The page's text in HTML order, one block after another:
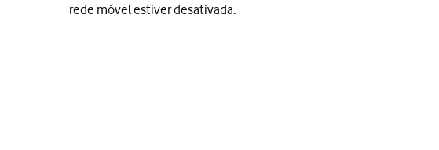
rede móvel estiver desativada.